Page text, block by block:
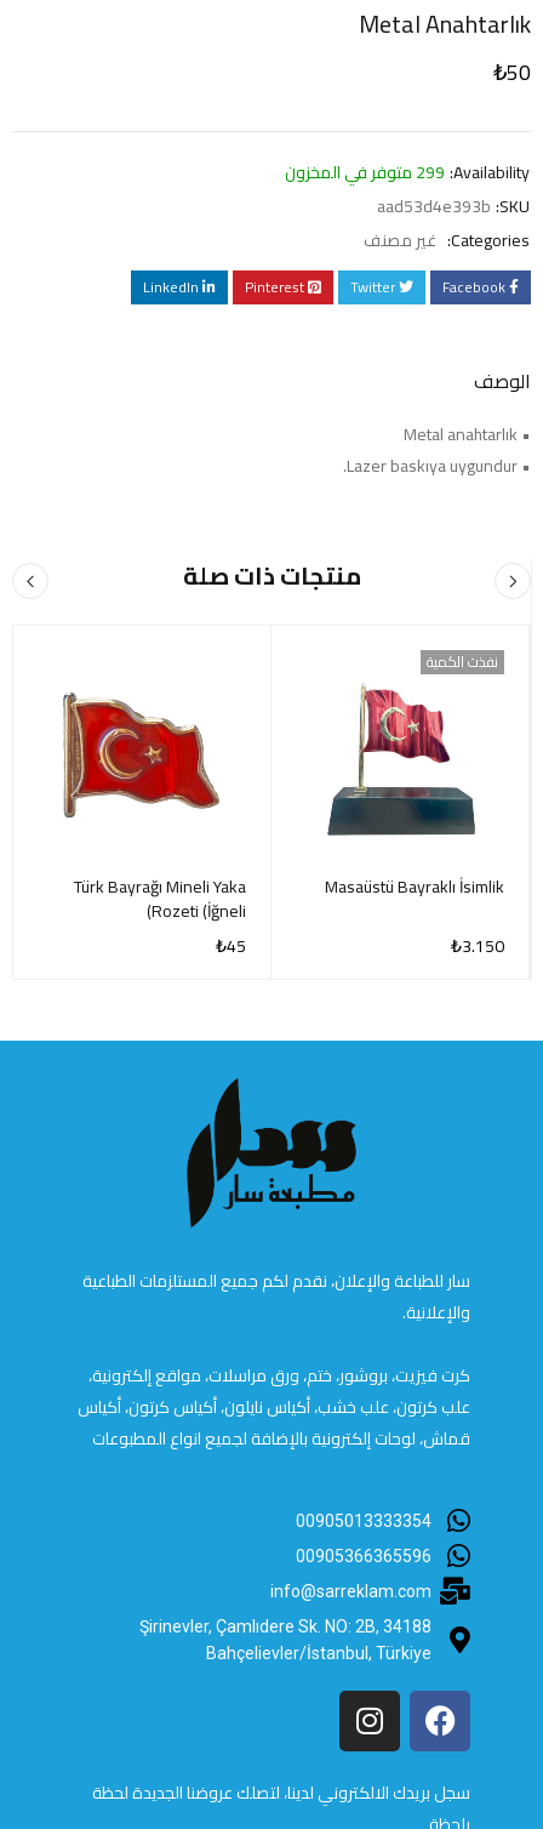
Metal Anahtarlık
₺50
Availability: 299 متوفر في المخزون
SKU:
aad53d4e393b
Categories: غير مصنف
Facebook
Twitter
Pinterest
LinkedIn
الوصف
• Metal anahtarlık
• Lazer baskıya uygundur.
منتجات ذات صلة
نفذت الكمية
Masaüstü Bayraklı İsimlik
₺3.150
Türk Bayrağı Mineli Yaka
Rozeti (İğneli)
₺45
سار للطباعة والإعلان، نقدم لكم جميع المستلزمات الطباعية
والإعلانية.
كرت فيزيت، بروشور، ختم، ورق مراسلات، مواقع إلكترونية،
علب كرتون، علب خشب، أكياس نايلون، أكياس كرتون، أكياس
قماش، لوحات إلكترونية بالإضافة لجميع انواع المطبوعات
00905013333354
00905366365596
info@sarreklam.com
Şirinevler, Çamlıdere Sk. NO: 2B, 34188
Bahçelievler/İstanbul, Türkiye
سجل بريدك الالكتروني لدينا، لتصلك عروضنا الجديدة لحظة